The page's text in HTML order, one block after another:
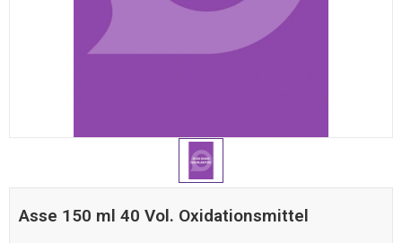
Asse 150 ml 40 Vol. Oxidationsmittel